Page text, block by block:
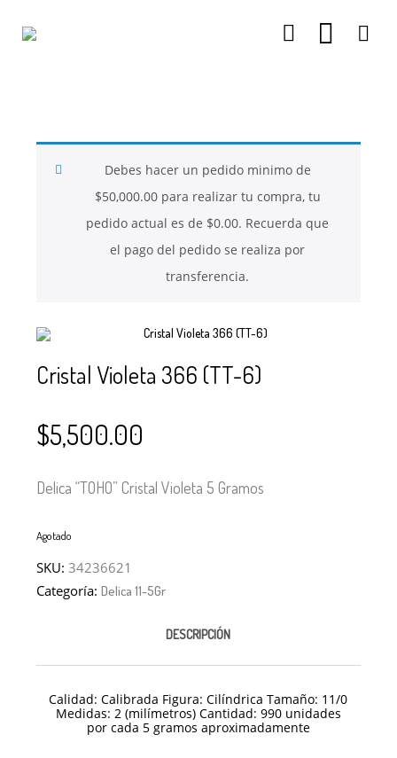
SE USAN PARA
BISUTERÍA Y
MOSTACILLA?
CURSOS
Debes hacer un pedido minimo de
$50,000.00para realizar tu compra, tu
pedido actual es de $0.00. Recuerda que
el pago del pedido se realiza por
transferencia.
Cristal Violeta 366 (TT-6)
$5,500.00
Delica “TOHO” Cristal Violeta 5 Gramos
Agotado
SKU:34236621
Categoría:Delica 11-5Gr
DESCRIPCIÓN
Calidad: Calibrada Figura: Cilíndrica Tamaño: 11/0
Medidas: 2 (milímetros) Cantidad: 990 unidades
por cada 5 gramos aproximadamente